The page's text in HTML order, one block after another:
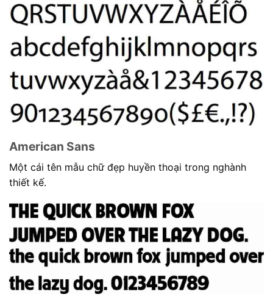
American Sans
Một cái tên mẫu chữ đẹp huyền thoại trong nghành
thiết kế.